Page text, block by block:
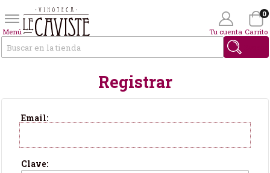
Menú Tu cuenta
Wishlist
Carrito
0
Registrar
Soy Cliente
Email:
Clave: